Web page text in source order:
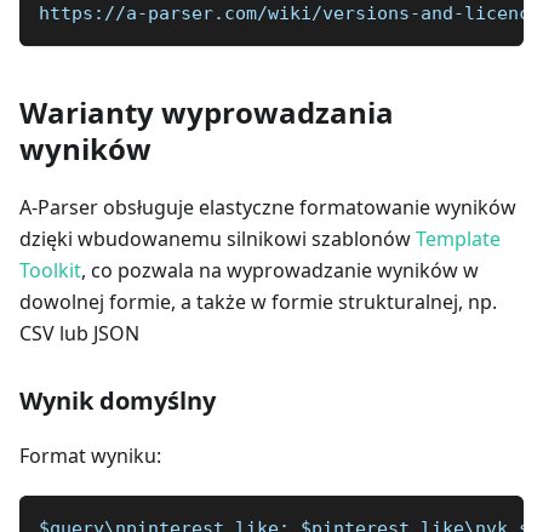
https://a-parser.com/wiki/versions-and-
Warianty wyprowadzania
wyników
A-Parser obsługuje elastyczne formatowanie wyników
dzięki wbudowanemu silnikowi szablonówTemplate
Toolkit, co pozwala na wyprowadzanie wyników w
dowolnej formie, a także w formie strukturalnej, np.
CSV lub JSON
Wynik domyślny
Format wyniku: